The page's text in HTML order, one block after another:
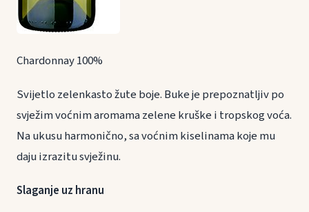
Chardonnay 100%
Svijetlo zelenkasto žute boje. Buke je prepoznatljiv po
svježim voćnim aromama zelene kruške i tropskog voća.
Na ukusu harmonično, sa voćnim kiselinama koje mu
daju izrazitu svježinu.
Slaganje uz hranu